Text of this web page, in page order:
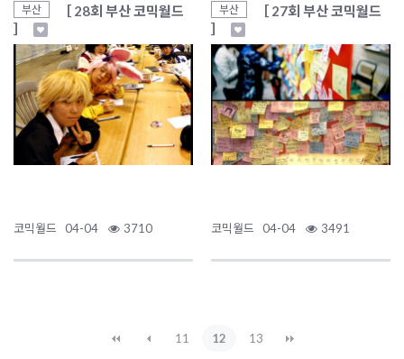
부산
［ 28회 부산 코믹월드
］
코믹월드 04-04 3710
부산
［ 27회 부산 코믹월드
］
코믹월드 04-04 3491
11 12 13